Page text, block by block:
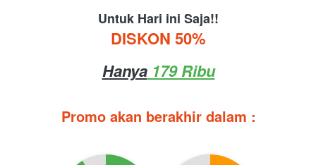
Untuk Hari ini Saja!!
DISKON 50%
Hanya 179 Ribu
Promo akan berakhir dalam :